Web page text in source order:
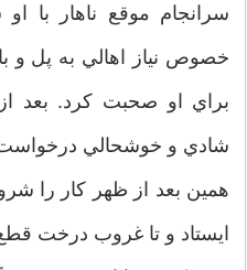
سرانجام موقع ناهار با
خصوص نياز اهالي به پل و
براي او صحبت كرد. بعد
شادي و خوشحالي درخواست
همين بعد از ظهر كار را
ايستاد و تا غروب درخت